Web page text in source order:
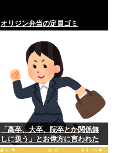
オリジン弁当の定員ゴミ
「高卒、大卒、院卒とか関係無
しに扱う」とお偉方に言われた
修士卒の女の子が...